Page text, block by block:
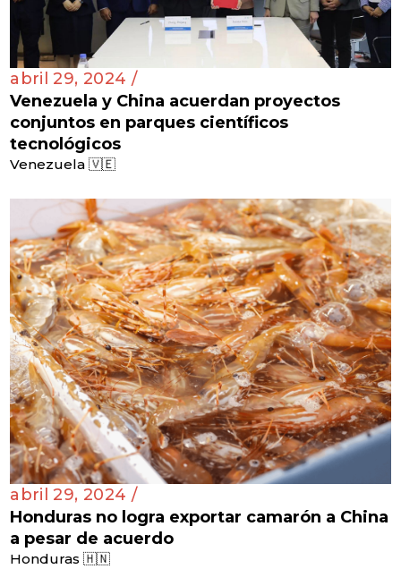
abril 29, 2024 /
Venezuela y China acuerdan proyectos
conjuntos en parques científicos
tecnológicos
Venezuela 🇻🇪
abril 29, 2024 /
Honduras no logra exportar camarón a China
a pesar de acuerdo
Honduras 🇭🇳